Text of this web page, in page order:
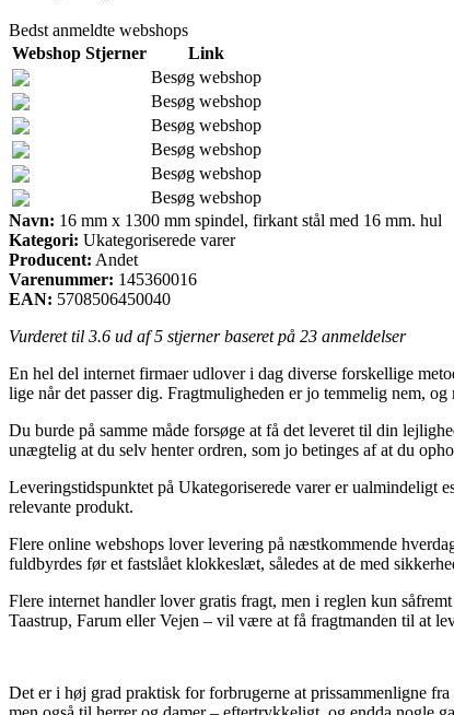
Bedst anmeldte webshops
Webshop Stjerner
Link
Besøg webshop
Besøg webshop
Besøg webshop
Besøg webshop
Besøg webshop
Besøg webshop
Navn: 16 mm x 1300 mm spindel, firkant stål med 16 mm. hul
Kategori: Ukategoriserede varer
Producent: Andet
Varenummer: 145360016
EAN: 5708506450040
Vurderet til 3.6 ud af 5 stjerner baseret på 23 anmeldelser
En hel del internet firmaer udlover i dag diverse forskellige
lige når det passer dig. Fragtmuligheden er jo temmelig nem,
Du burde på samme måde forsøge at få det leveret til din
unægtelig at du selv henter ordren, som jo betinges af at du
Leveringstidspunktet på Ukategoriserede varer er ualmindeligt
relevante produkt.
Flere online webshops lover levering på næstkommende
fuldbyrdes før et fastslået klokkeslæt, således at de med
Flere internet handler lover gratis fragt, men i reglen kun
Taastrup, Farum eller Vejen – vil være at få fragtmanden til at
Det er i høj grad praktisk for forbrugerne at prissammenligne